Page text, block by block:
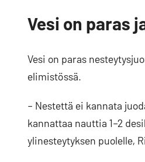
Vesi on paras
Vesi on paras
elimistössä.
– Nestettä ei kannata
kannattaa nauttia 1–2
ylinesteytyksen puolelle,